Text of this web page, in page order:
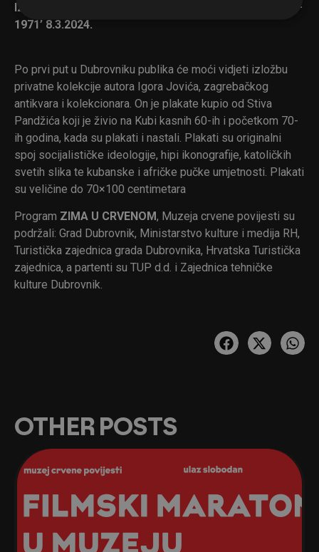
Izložba ‘REVOLUCIONARNI KUBANSKI PLAKATI 1968. –
1971’ 8.3.2024.
Po prvi put u Dubrovniku publika će moći vidjeti izložbu
privatne kolekcije autora Igora Jovića, zagrebačkog
antikvara i kolekcionara. On je plakate kupio od Stiva
Pandžića koji je živio na Kubi kasnih 60-ih i početkom 70-
ih godina, kada su plakati i nastali. Plakati su originalni
spoj socijalističke ideologije, hipi ikonografije, katoličkih
svetih slika te kubanske i afričke pučke umjetnosti. Plakati
su veličine do 70×100 centimetara
Program ZIMA U CRVENOM, Muzeja crvene povijesti su
podržali: Grad Dubrovnik, Ministarstvo kulture i medija RH,
Turistička zajednica grada Dubrovnika, Hrvatska Turistička
zajednica, a partenti su TUP d.d. i Zajednica tehničke
kulture Dubrovnik.
OTHER POSTS